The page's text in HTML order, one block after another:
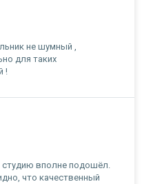
не шумный ,
для таких
!
вполне подошёл.
что качественный